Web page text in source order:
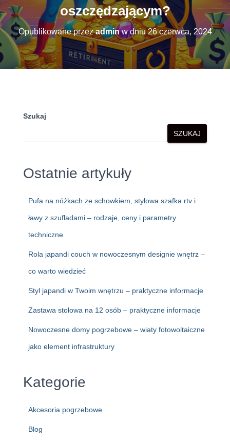
oszczędzającym?
Opublikowane przezadminw dniu26 czerwca, 2024
Szukaj
SZUKAJ
Ostatnie artykuły
Pufa na nóżkach ze schowkiem, stylowa szafka rtv i
ławy z szufladami – rodzaje, ceny i parametry
techniczne
Rola japandi couch w nowoczesnym designie wnętrz –
co warto wiedzieć
Styl japandi w Twoim wnętrzu – praktyczne informacje
Zastawa stołowa na 12 osób – praktyczne informacje
Nowoczesne domy pogrzebowe – wiaty fotowoltaiczne
jako element infrastruktury
Kategorie
Akcesoria pogrzebowe
Blog